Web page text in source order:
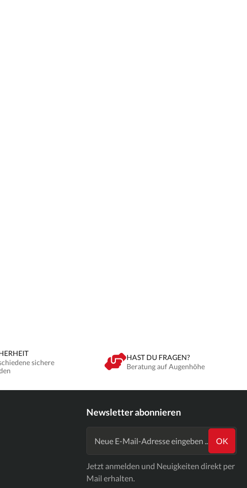
sichere
HAST DU FRAGEN?
Beratung auf Augenhöhe
Newsletter abonnieren
OK
Jetzt anmelden und Neuigkeiten direkt per
Mail erhalten.